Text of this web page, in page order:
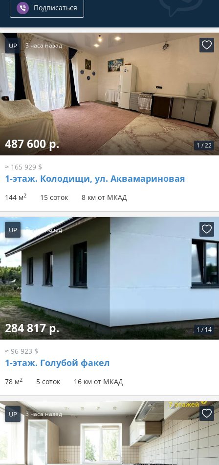
Подписаться
UP 3 часа назад
1 /22
487 600 р.
≈ 165 929 $
1-этаж. Колодищи, ул. Аквамариновая
144 м2 15 соток 8 км от МКАД
UP 3 часа назад
1 / 14
284 817 р.
≈ 96 923 $
1-этаж. Голубой факел
78 м2 5 соток 16 км от МКАД
UP 3 часа назад